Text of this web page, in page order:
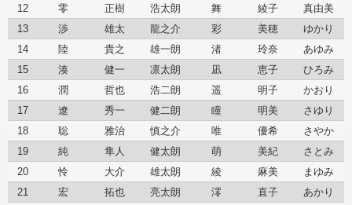
12
零 正樹 浩太朗 舞 綾子
真由美
13
渉 雄太 龍之介 彩 美穂
ゆかり
14
陸 貴之 雄一朗 渚 玲奈
あゆみ
15
湊 健一 凛太朗 凪 恵子
ひろみ
16
潤 哲也 浩二朗 遥 明子
かおり
17
遼 秀一 健二朗 瞳 明美
さゆり
18
聡 雅治 慎之介 唯 優希
さやか
19
純 隼人 健太朗 萌 美紀
さとみ
20
怜 大介 雄太朗 綾 麻美
まゆみ
21
宏 拓也 亮太朗 澪 直子
あかり